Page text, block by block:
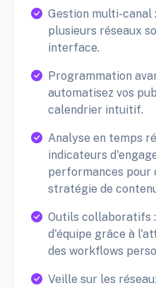
Gestion multi-canal
plusieurs réseaux
interface.
Programmation
automatisez vos
calendrier intuitif.
Analyse en temps
indicateurs
performances pour
stratégie de
Outils collaboratifs
d'équipe grâce à
des workflows
Veille sur les